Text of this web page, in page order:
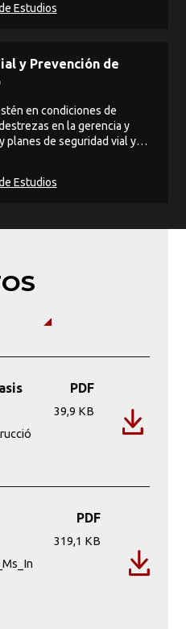
el fin estructural para el
Estudios
y Prevención de
en condiciones de
en la gerencia y
planes de seguridad vial y
Estudios
PDF
39,9 KB
PDF
319,1 KB